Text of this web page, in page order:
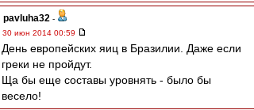
pavluha32 -
30 июн 2014 00:59
День европейских яиц в Бразилии. Даже если
греки не пройдут.
Ща бы еще составы уровнять - было бы
весело!